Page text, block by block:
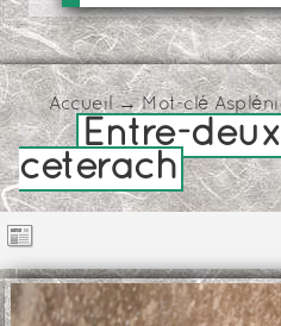
Accueil→Mot-clé
Entre-
ceterach